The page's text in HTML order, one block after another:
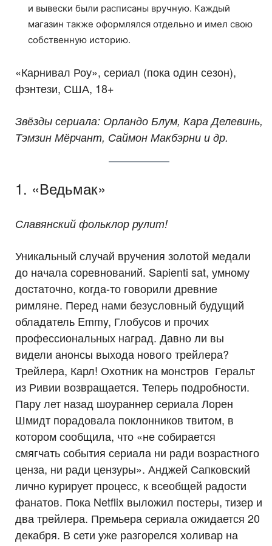
и вывески были расписаны вручную. Каждый
магазин также оформлялся отдельно и имел свою
собственную историю.
«Карнивал Роу», сериал (пока один сезон),
фэнтези, США, 18+
Звёзды сериала: Орландо Блум, Кара Делевинь,
Тэмзин Мёрчант, Саймон Макбэрни и др.
1. «Ведьмак»
Славянский фольклор рулит!
Уникальный случай вручения золотой медали
до начала соревнований. Sapienti sat, умному
достаточно, когда-то говорили древние
римляне. Перед нами безусловный будущий
обладатель Emmy, Глобусов и прочих
профессиональных наград. Давно ли вы
видели анонсы выхода нового трейлера?
Трейлера, Карл! Охотник на монстров Геральт
из Ривии возвращается. Теперь подробности.
Пару лет назад шоураннер сериала Лорен
Шмидт порадовала поклонников твитом, в
котором сообщила, что «не собирается
смягчать события сериала ни ради возрастного
ценза, ни ради цензуры». Анджей Сапковский
лично курирует процесс, к всеобщей радости
фанатов. Пока Netflix выложил постеры, тизер и
два трейлера. Премьера сериала ожидается 20
декабря. В сети уже разгорелся холивар на